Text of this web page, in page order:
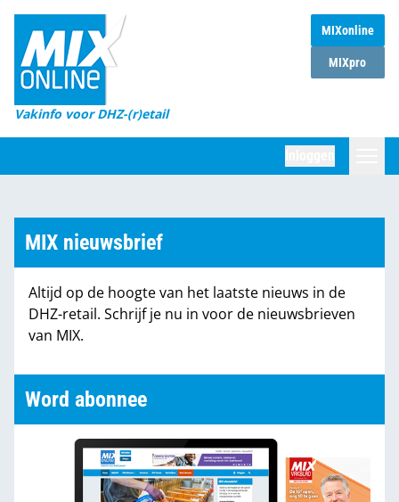
MIXonline
MIXpro
Vakinfo voor DHZ-(r)etail
Home
Magazines
DHZ Sessie
Marktcijfers
Partners
MIX nieuwsbrief
Altijd op de hoogte van het laatste nieuws in de
DHZ-retail. Schrijf je nu in voor de nieuwsbrieven
van MIX.
Word abonnee